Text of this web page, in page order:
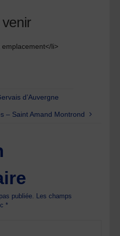
li>
d’Auvergne
– Saint Amand Montrond
publiée. Les champs
*